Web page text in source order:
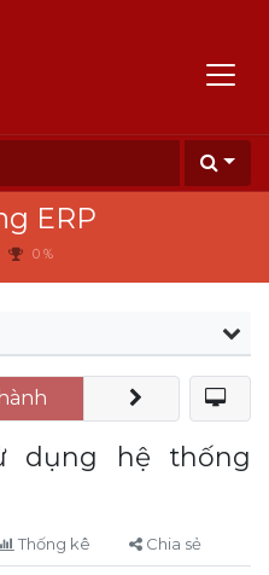
ERP
0 %
dụng hệ thống
Thống kê Chia sẻ